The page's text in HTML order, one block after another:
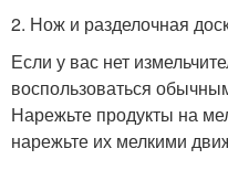
2. Нож и разделочная
Если у вас нет
воспользоваться
Нарежьте продукты на
нарежьте их мелкими